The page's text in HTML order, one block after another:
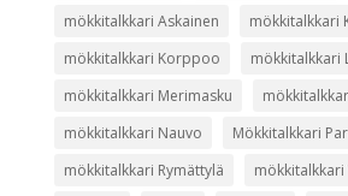
mökkitalkkari Askainen
mökkitalkkari
mökkitalkkari Korppoo
mökkitalkkari
mökkitalkkari Merimasku
mökkitalkkari Nauvo
Mökkitalkkari
mökkitalkkari Rymättylä
mökkitalkkari